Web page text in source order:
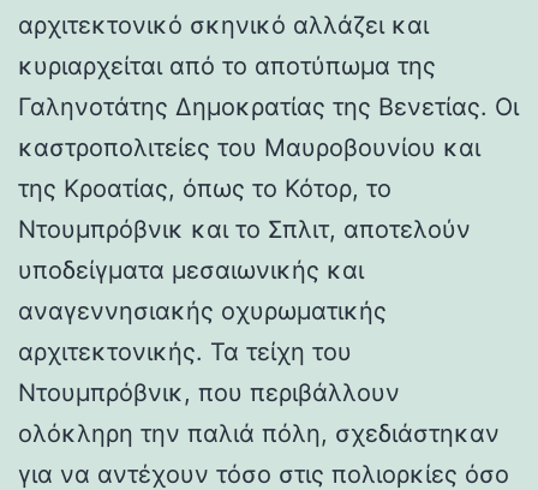
αρχιτεκτονικό σκηνικό αλλάζει και
κυριαρχείται από το αποτύπωμα της
Γαληνοτάτης Δημοκρατίας της Βενετίας. Οι
καστροπολιτείες του Μαυροβουνίου και
της Κροατίας, όπως το Κότορ, το
Ντουμπρόβνικ και το Σπλιτ, αποτελούν
υποδείγματα μεσαιωνικής και
αναγεννησιακής οχυρωματικής
αρχιτεκτονικής. Τα τείχη του
Ντουμπρόβνικ, που περιβάλλουν
ολόκληρη την παλιά πόλη, σχεδιάστηκαν
για να αντέχουν τόσο στις πολιορκίες όσο